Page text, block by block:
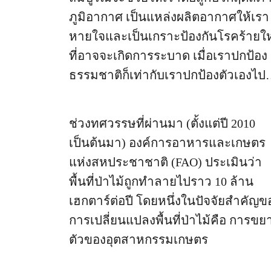
ภูมิอากาศ เป็นแหล่งผลิตอากาศให้เรา
หายใจและเป็นเกราะป้องกันโรคร้ายใ
ที่อาจจะเกิดการระบาด เมื่อเราปกป้อง
ธรรมชาติก็เท่ากับเราปกป้องตัวเองไป
ช่วงทศวรรษที่ผ่านมา (ตั้งแต่ปี 2010
เป็นต้นมา) องค์การอาหารและเกษตร
แห่งสหประชาชาติ (FAO) ประเมินว่า
พื้นที่ป่าไม้ถูกทำลายไปราว 10 ล้าน
เฮกตาร์ต่อปี โดยหนึ่งในปัจจัยสำคัญข
การเปลี่ยนแปลงพื้นที่ป่าไม้คือ การขย
ตัวของอุตสาหกรรมเกษตร